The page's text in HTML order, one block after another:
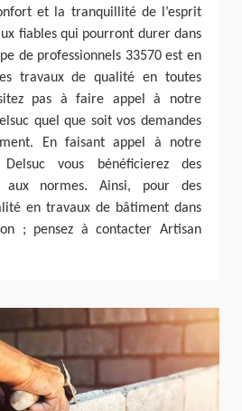
et la tranquillité de l’esprit
fiables qui pourront durer dans
de professionnels 33570 est en
travaux de qualité en toutes
pas à faire appel à notre
quel que soit vos demandes
En faisant appel à notre
vous bénéficierez des
aux normes. Ainsi, pour des
en travaux de bâtiment dans
; pensez à contacter Artisan